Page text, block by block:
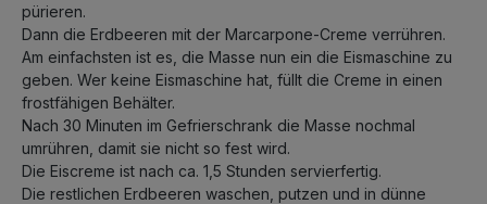
pürieren.
Dann die Erdbeeren mit der Marcarpone-Creme verrühren.
Am einfachsten ist es, die Masse nun ein die Eismaschine zu
geben. Wer keine Eismaschine hat, füllt die Creme in einen
frostfähigen Behälter.
Nach 30 Minuten im Gefrierschrank die Masse nochmal
umrühren, damit sie nicht so fest wird.
Die Eiscreme ist nach ca. 1,5 Stunden servierfertig.
Die restlichen Erdbeeren waschen, putzen und in dünne